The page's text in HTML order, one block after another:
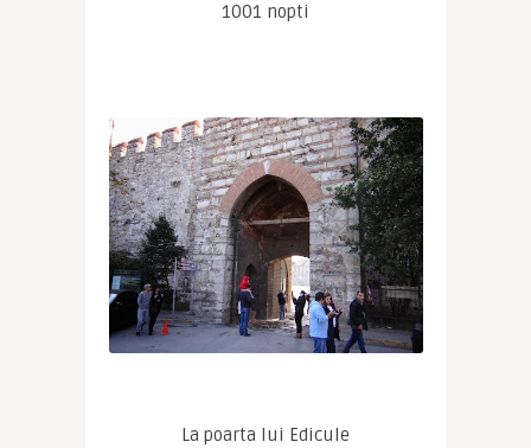
1001 nopti
La poarta lui Edicule